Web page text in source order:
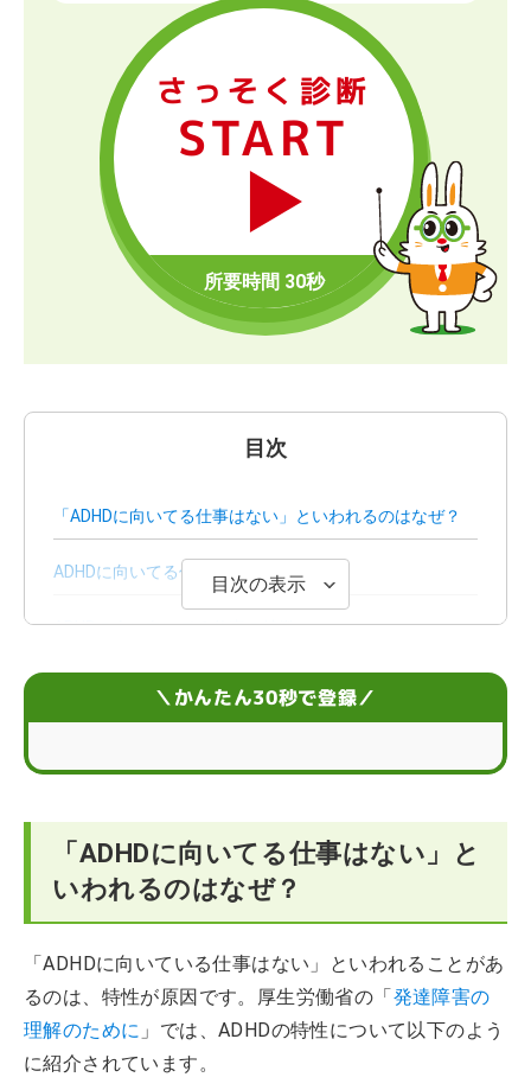
さっそく診断
START
目次
「ADHDに向いてる仕事はない」といわれるのはなぜ？
ADHDに向いてる仕事一覧
ADHDの人に向いてる仕事の特徴
ADHDに向いてる仕事まとめ
ADHDの仕事選びに関するよくある疑問
目次の表示
＼かんたん30秒で登録／
「ADHDに向いてる仕事はない」と
いわれるのはなぜ？
「ADHDに向いている仕事はない」といわれることがあ
るのは、特性が原因です。厚生労働省の「発達障害の
理解のために 」では、ADHDの特性について以下のよう
に紹介されています。